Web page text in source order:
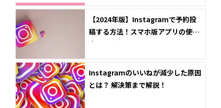
【2024年版】Instagramで予約投
稿する方法！スマホ版アプリの使い
方とメリット
Instagramのいいねが減少した原因
とは？ 解決策まで解説！